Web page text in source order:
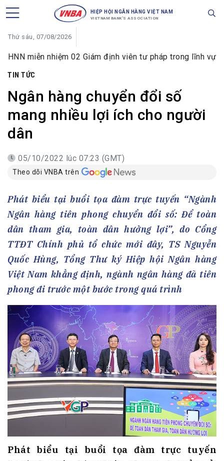
HIỆP HỘI NGÂN HÀNG VIỆT NAM
VIETNAM BANK'S ASSOCIATION
Thứ sáu, 07/08/2026
nhiệm 02 Giám định viên tư pháp trong lĩnh vực tiền tệ
TIN TỨC
Ngân hàng chuyển đổi số
mang nhiều lợi ích cho người
dân
05/10/2022 lúc 07:23 (GMT)
Theo dõi VNBA trên
Phát biểu tại buổi tọa đàm trực tuyến “Ngành
Ngân hàng tiên phong chuyển đổi số: Để toàn
dân tham gia, toàn dân hưởng lợi”, do Cổng
TTĐT Chính phủ tổ chức mới đây, TS Nguyễn
Quốc Hùng, Tổng Thư ký Hiệp hội Ngân hàng
Việt Nam khẳng định, ngành ngân hàng đã tiên
phong đi trước một bước trong quá trình
Phát biểu tại buổi tọa đàm trực tuyến